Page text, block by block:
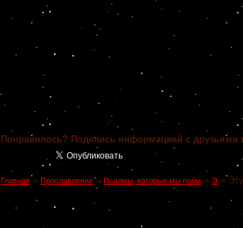
Понравилось? Поделись информацией с друзьями
Главная » Прославление» Псалмы, которые мы поём » Э »